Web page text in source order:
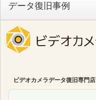
データ復旧事例
ビデオカメラデータ復旧専門店